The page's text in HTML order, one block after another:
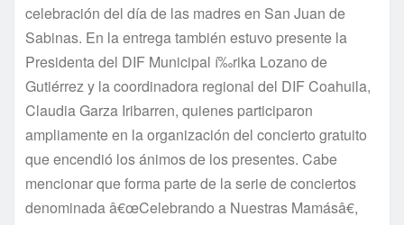
celebración del dí­a de las madres en San Juan de
Sabinas. En la entrega también estuvo presente la
Presidenta del DIF Municipal í‰rika Lozano de
Gutiérrez y la coordinadora regional del DIF Coahuila,
Claudia Garza Iribarren, quienes participaron
ampliamente en la organización del concierto gratuito
que encendió los ánimos de los presentes. Cabe
mencionar que forma parte de la serie de conciertos
denominada â€œCelebrando a Nuestras Mamásâ€,